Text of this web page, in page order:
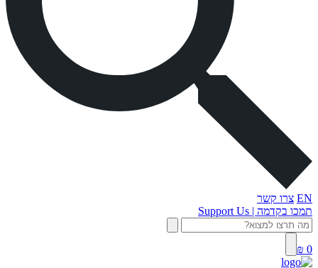
EN צרו קשר
תמכו בקדמה | Support Us
0 ₪